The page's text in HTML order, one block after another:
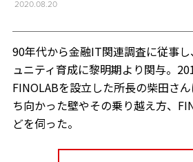
2020.08.20
90年代から金融IT関連調査に従事
ュニティ育成に黎明期より関与。
FINOLABを設立した所長の柴田さ
ち向かった壁やその乗り越え方、
どを伺った。